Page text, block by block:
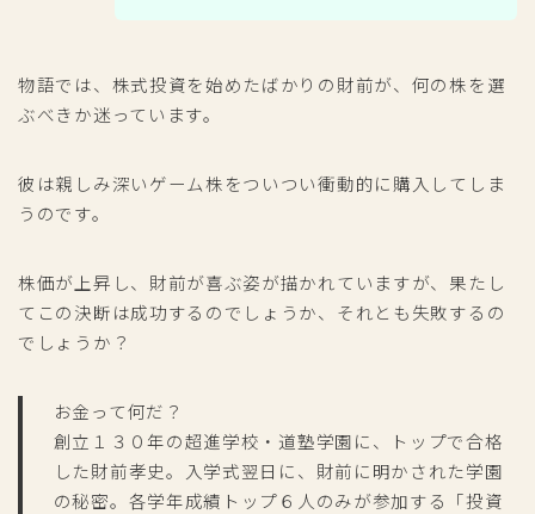
物語では、株式投資を始めたばかりの財前が、何の株を選
ぶべきか迷っています。
彼は親しみ深いゲーム株をついつい衝動的に購入してしま
うのです。
株価が上昇し、財前が喜ぶ姿が描かれていますが、果たし
てこの決断は成功するのでしょうか、それとも失敗するの
でしょうか？
お金って何だ？
創立１３０年の超進学校・道塾学園に、トップで合格
した財前孝史。入学式翌日に、財前に明かされた学園
の秘密。各学年成績トップ６人のみが参加する「投資